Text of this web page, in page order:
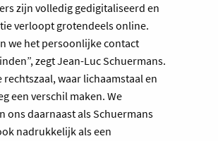
zijn volledig gedigitaliseerd en
verloopt grotendeels online.
we het persoonlijke contact
zegt Jean-Luc Schuermans.
rechtszaal, waar lichaamstaal en
een verschil maken. We
ons daarnaast als Schuermans
nadrukkelijk als een